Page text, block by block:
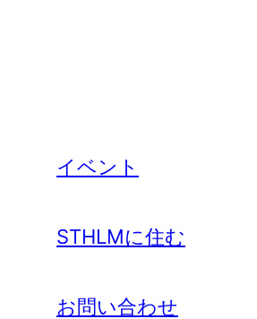
イベント
STHLMに住む
お問い合わせ